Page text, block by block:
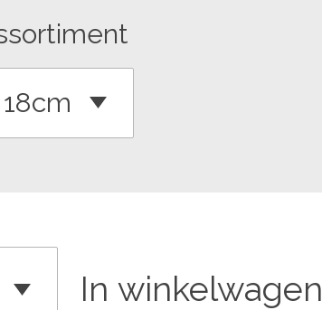
In winkelwagen